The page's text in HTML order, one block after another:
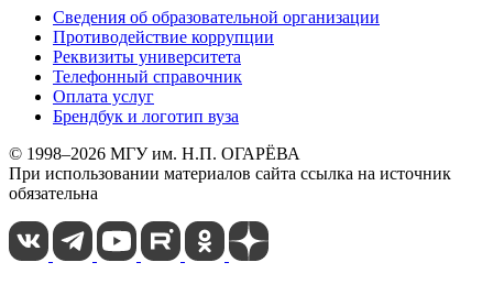
Сведения об образовательной организации
Противодействие коррупции
Реквизиты университета
Телефонный справочник
Оплата услуг
Брендбук и логотип вуза
© 1998–2026 МГУ им. Н.П. ОГАРЁВА
При использовании материалов сайта ссылка на источник
обязательна